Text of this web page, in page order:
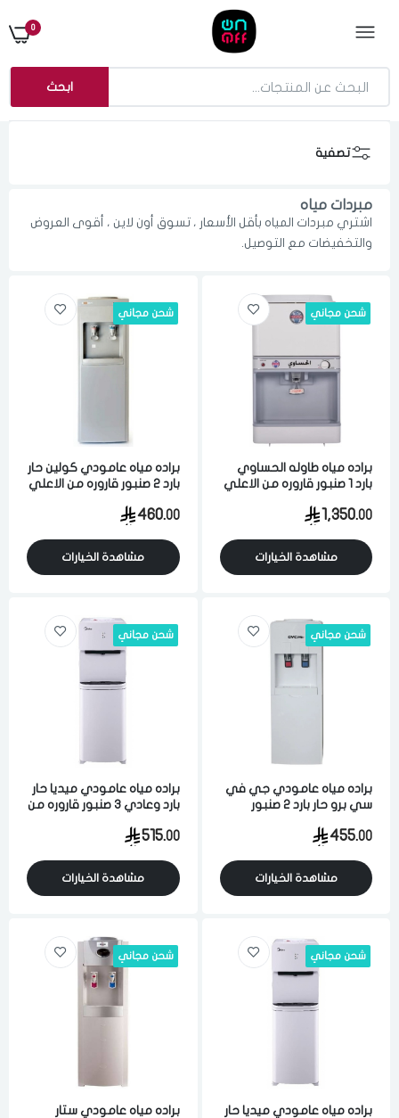
0
ابحث
تصفية
مبردات مياه
اشتري مبردات المياه بأقل الأسعار ، تسوق أون لاين ، أقوى العروض
والتخفيضات مع التوصيل.
شحن مجاني
براده مياه طاوله الحساوي
بارد 1 صنبور قاروره من الاعلي
1,350.00
مشاهدة الخيارات
شحن مجاني
براده مياه عامودي كولين حار
بارد 2 صنبور قاروره من الاعلي
460.00
مشاهدة الخيارات
شحن مجاني
براده مياه عامودي جي في
سي برو حار بارد 2 صنبور
455.00
مشاهدة الخيارات
شحن مجاني
براده مياه عامودي ميديا حار
بارد وعادي 3 صنبور قاروره من
515.00
مشاهدة الخيارات
شحن مجاني
براده مياه عامودي ميديا حار
شحن مجاني
براده مياه عامودي ستار